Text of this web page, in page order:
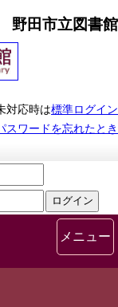
野田市立図書館
対応時は標準ログイン
スワードを忘れたとき
メニュー